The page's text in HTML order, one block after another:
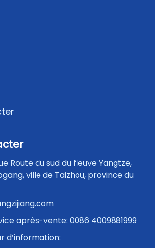
Route du sud du fleuve Yangtze,
ville de Taizhou, province du
après-vente: 0086 4009881999
d’information: